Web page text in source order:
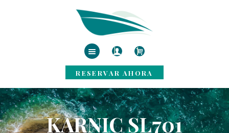
RESERVAR AHORA
KARNIC SL701
INICIO
ALQUILER DE
BARCOS
SERVICIOS
DESTINOS
BLOG